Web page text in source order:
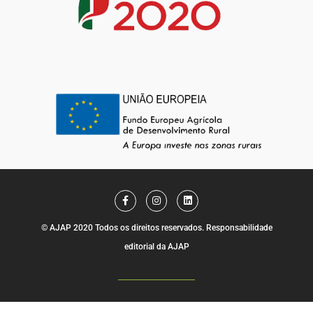
F
a
c
e
b
o
o
f
I
n
s
t
a
g
r
L
i
n
k
e
d
© AJAP 2020 Todos os direitos reservados. Responsabilidade
editorial da AJAP